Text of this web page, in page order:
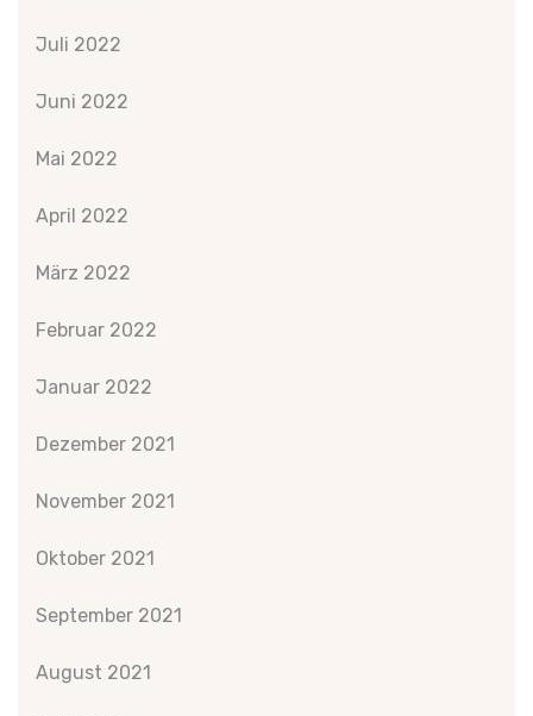
Juli 2022
Juni 2022
Mai 2022
April 2022
März 2022
Februar 2022
Januar 2022
Dezember 2021
November 2021
Oktober 2021
September 2021
August 2021